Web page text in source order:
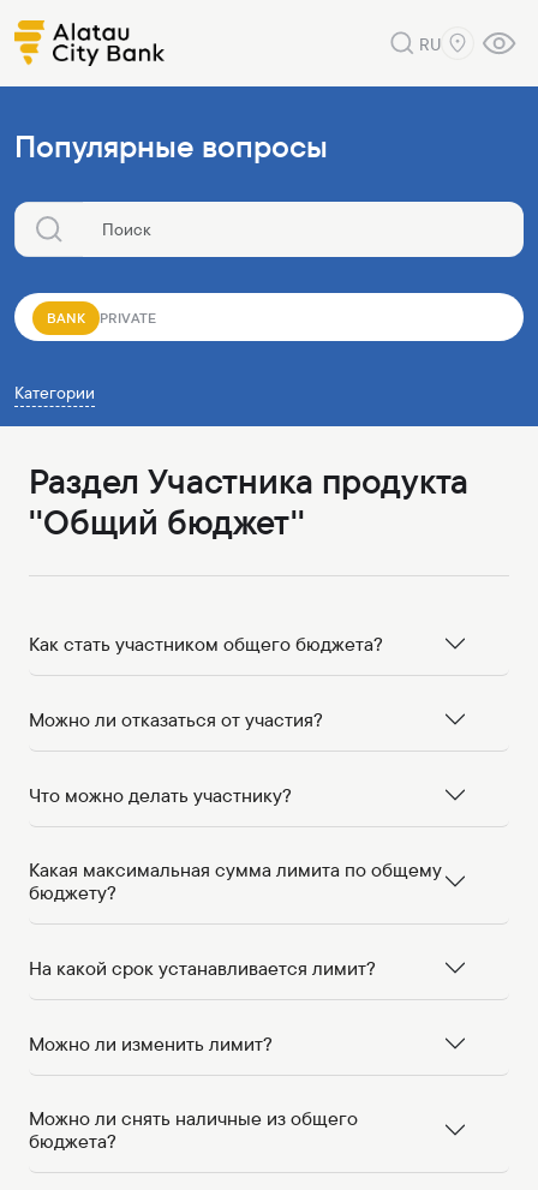
RU
Популярные вопросы
BANK PRIVATE
Категории
Раздел Участника продукта
''Общий бюджет''
Как стать участником общего бюджета?
Можно ли отказаться от участия?
Что можно делать участнику?
Какая максимальная сумма лимита по общему
бюджету?
На какой срок устанавливается лимит?
Можно ли изменить лимит?
Можно ли снять наличные из общего
бюджета?